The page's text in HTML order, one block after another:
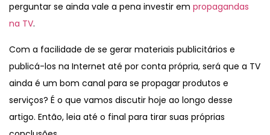
perguntar se ainda vale a pena investir em propagandas
na TV.
Com a facilidade de se gerar materiais publicitários e
publicá-los na Internet até por conta própria, será que a TV
ainda é um bom canal para se propagar produtos e
serviços? É o que vamos discutir hoje ao longo desse
artigo. Então, leia até o final para tirar suas próprias